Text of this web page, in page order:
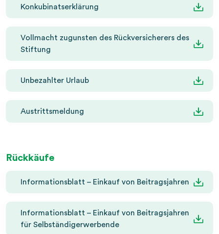
Konkubinatserklärung
Vollmacht zugunsten des Rückversicherers des
Stiftung
Unbezahlter Urlaub
Austrittsmeldung
Rückkäufe
Informationsblatt – Einkauf von Beitragsjahren
Informationsblatt – Einkauf von Beitragsjahren
für Selbständigerwerbende